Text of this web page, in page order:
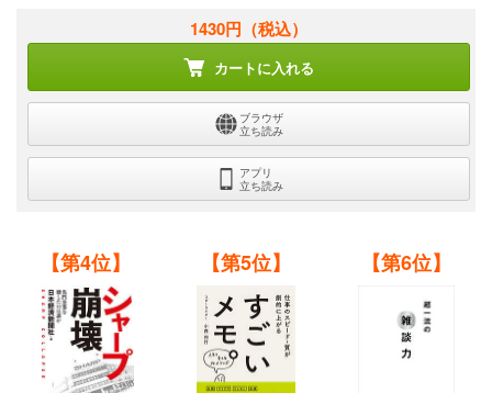
1430円 （税込）
カートに入れる
ブラウザ
立ち読み
アプリ
立ち読み
【第4位】 【第5位】 【第6位】